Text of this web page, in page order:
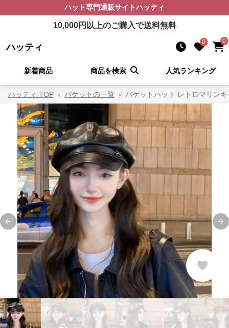
ハット専門通販サイトハッティ
10,000円以上のご購入で送料無料
ハッティ 0 0
新着商品 商品を検索 人気ランキング
ハッティ TOP › バケットの一覧 › バケットハット レトロマリン
Previous slide